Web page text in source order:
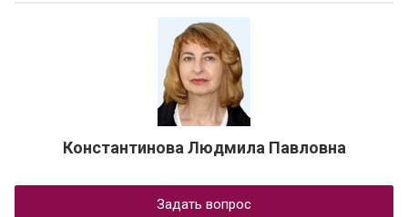
Константинова Людмила Павловна
Задать вопрос